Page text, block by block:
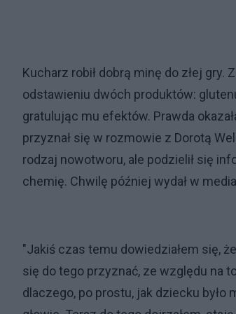
Kucharz robił dobrą minę do złej
odstawieniu dwóch produktów:
gratulując mu efektów. Prawda
przyznał się w rozmowie z Dorotą
rodzaj nowotworu, ale podzielił się
chemię. Chwilę później wydał w
"Jakiś czas temu dowiedziałem się,
się do tego przyznać, ze względu na
dlaczego, po prostu, jak dziecku